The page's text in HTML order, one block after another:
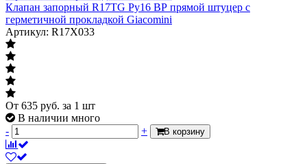
Клапан запорный R17TG Ру16 ВР прямой штуцер с
герметичной прокладкой Giacomini
Артикул: R17X033
От 635 руб. за 1 шт
В наличии много
-
+ В корзину